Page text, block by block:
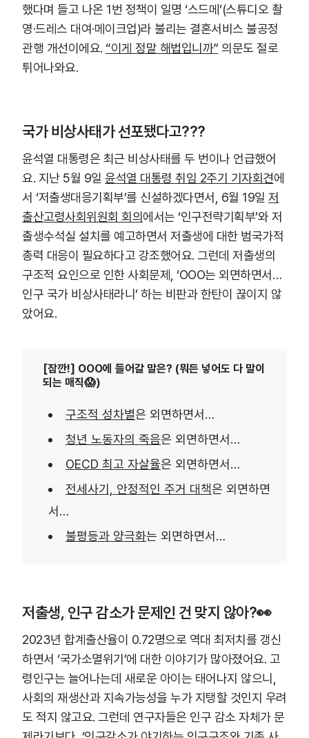
했다며 들고 나온 1번 정책이 일명 ‘스드메’(스튜디오 촬
영·드레스 대여·메이크업)라 불리는 결혼서비스 불공정
관행 개선이에요. “이게 정말 해법입니까” 의문도 절로
튀어나와요.
국가 비상사태가 선포됐다고???
윤석열 대통령은 최근 비상사태를 두 번이나 언급했어
요. 지난 5월 9일 윤석열 대통령 취임 2주기 기자회견에
서 ‘저출생대응기획부’를 신설하겠다면서, 6월 19일 저
출산고령사회위원회 회의 에서는 ‘인구전략기획부’와 저
출생수석실 설치를 예고하면서 저출생에 대한 범국가적
총력 대응이 필요하다고 강조했어요. 그런데 저출생의
구조적 요인으로 인한 사회문제, ‘OOO는 외면하면서…
인구 국가 비상사태라니’ 하는 비판과 한탄이 끊이지 않
았어요.
[잠깐!] OOO에 들어갈 말은? (뭐든 넣어도 다 말이
되는 매직😱)
구조적 성차별은 외면하면서…
청년 노동자의 죽음은 외면하면서…
OECD 최고 자살율은 외면하면서…
전세사기, 안정적인 주거 대책은 외면하면
서…
불평등과 양극화는 외면하면서…
저출생, 인구 감소가 문제인 건 맞지 않아?👀
2023년 합계출산율이 0.72명으로 역대 최저치를 갱신
하면서 ‘국가소멸위기’에 대한 이야기가 많아졌어요. 고
령인구는 늘어나는데 새로운 아이는 태어나지 않으니,
사회의 재생산과 지속가능성을 누가 지탱할 것인지 우려
도 적지 않고요. 그런데 연구자들은 인구 감소 자체가 문